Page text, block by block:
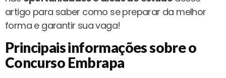
artigo para saber como se preparar da melhor
forma e garantir sua vaga!
Principais informações sobre o
Concurso Embrapa